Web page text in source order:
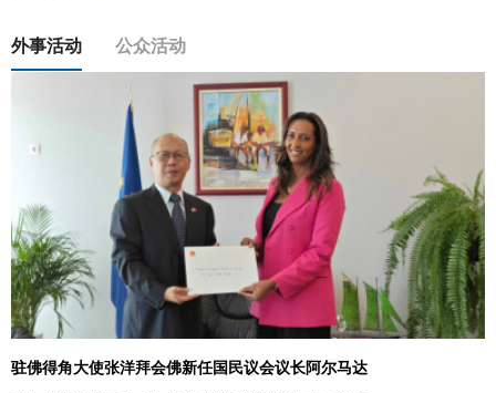
外事活动 公众活动
驻佛得角大使张洋拜会佛新任国民议会议长阿尔马达